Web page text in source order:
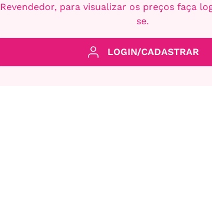
Revendedor, para visualizar os preços faça
se.
LOGIN/CADASTRAR